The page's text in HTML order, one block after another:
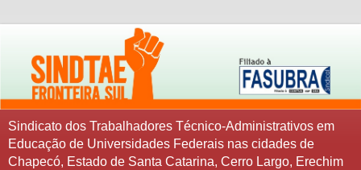
Sindicato dos Trabalhadores Técnico-Administrativos em
Educação de Universidades Federais nas cidades de
Chapecó, Estado de Santa Catarina, Cerro Largo, Erechim